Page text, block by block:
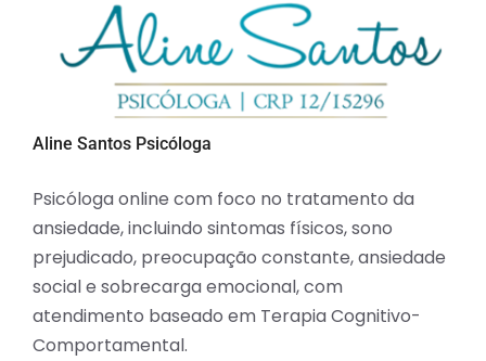
Aline Santos Psicóloga
Psicóloga online com foco no tratamento da
ansiedade, incluindo sintomas físicos, sono
prejudicado, preocupação constante, ansiedade
social e sobrecarga emocional, com
atendimento baseado em Terapia Cognitivo-
Comportamental.